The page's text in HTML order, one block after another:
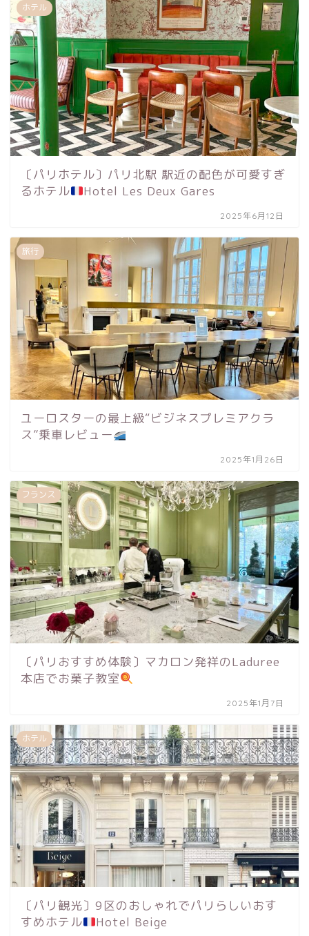
ホテル
〔パリホテル〕パリ北駅 駅近の配色が可愛すぎ
るホテル
Hotel Les Deux Gares
2025年6月12日
旅行
ユーロスターの最上級“ビジネスプレミアクラ
ス”乗車レビュー
2025年1月26日
フランス
〔パリおすすめ体験〕マカロン発祥のLaduree
本店でお菓子教室
2025年1月7日
ホテル
〔パリ観光〕9区のおしゃれでパリらしいおす
すめホテル
Hotel Beige